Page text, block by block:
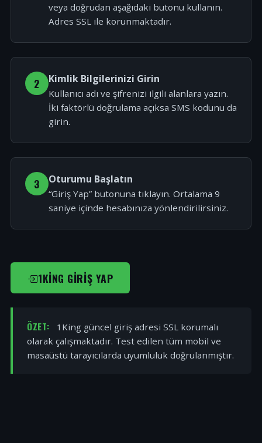
veya doğrudan aşağıdaki butonu kullanın.
Adres SSL ile korunmaktadır.
2 Kimlik Bilgilerinizi Girin
Kullanıcı adı ve şifrenizi ilgili alanlara yazın.
İki faktörlü doğrulama açıksa SMS kodunu da
girin.
3 Oturumu Başlatın
“Giriş Yap” butonuna tıklayın. Ortalama 9
saniye içinde hesabınıza yönlendirilirsiniz.
1KING GIRIŞ YAP
ÖZET:
1King güncel giriş adresi SSL korumalı
olarak çalışmaktadır. Test edilen tüm mobil ve
masaüstü tarayıcılarda uyumluluk doğrulanmıştır.